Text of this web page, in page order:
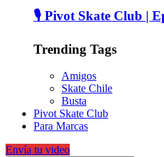
🎙️ Pivot Skate Club |
Trending Tags
Amigos
Skate Chile
Busta
Pivot Skate Club
Para Marcas
Envía tu video